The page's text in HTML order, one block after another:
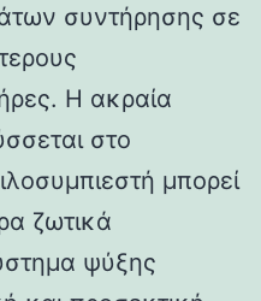
συντήρησης σε
Η ακραία
στο
μπορεί
ζωτικά
ψύξης